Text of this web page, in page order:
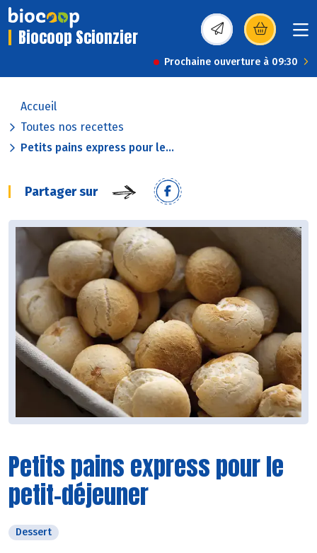
Biocoop Scionzier (s’ouvre dans une
Prochaine ouverture à 09:30
Accueil
Toutes nos recettes
Petits pains express pour le...
Partager sur
Petits pains express pour le
petit-déjeuner
Dessert